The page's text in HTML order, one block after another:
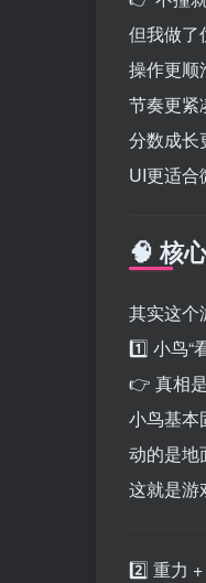
但我做了
操作更顺
节奏更紧
分数成长
UI更适合
🧠 核
其实这个
1️⃣ 小鸟“
👉 真相是
小鸟基本
动的是地
这就是游
2️⃣ 重力